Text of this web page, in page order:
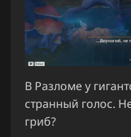
В Разломе у
странный голос.
гриб?